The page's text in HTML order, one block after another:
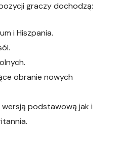
graczy dochodzą:
i Hiszpania.
obranie nowych
podstawową jak i